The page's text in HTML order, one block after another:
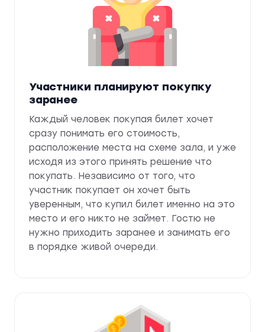
Участники планируют покупку
заранее
Каждый человек покупая билет хочет
сразу понимать его стоимость,
расположение места на схеме зала, и уже
исходя из этого принять решение что
покупать. Независимо от того, что
участник покупает он хочет быть
уверенным, что купил билет именно на это
место и его никто не займет. Гостю не
нужно приходить заранее и занимать его
в порядке живой очереди.